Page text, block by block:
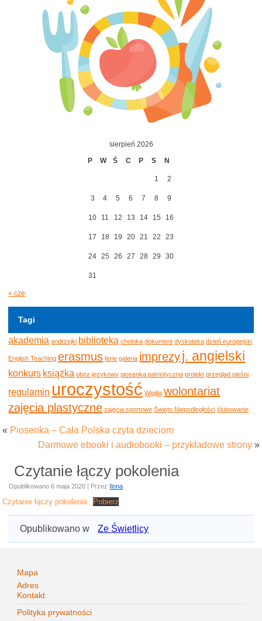
sierpień 2026
P
W Ś C P S N
1 2
3 4 5 6 7 8 9
10 11 12 13 14 15 16
17 18 19 20 21 22 23
24 25 26 27 28 29 30
31
« cze
Tagi
akademia andrzejki biblioteka choinka dokument dyskoteka dzień europejski
English Teaching erasmus ferie galeria imprezyj. angielski
konkurs książka obóz językowy piosenka patriotyczna projekt przegląd pieśni
regulamin uroczystość Wigilia wolontariat
zajęcia plastyczne zajęcia sportowe Święto Niepodległości ślubowanie
« Piosenka – Cała Polska czyta dzieciom
Darmowe ebooki i audiobooki – przykładowe strony»
Czytanie łączy pokolenia
Opublikowano 6 maja 2020 | Przez Ilona
Czytanie łączy pokolenia Pobierz
Opublikowano w Ze Świetlicy
Mapa
Adres
Kontakt
Polityka prywatności